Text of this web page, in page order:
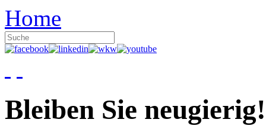
Home
Bleiben Sie neugierig!